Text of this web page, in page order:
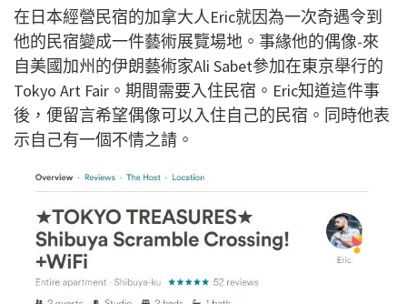
在日本經營民宿的加拿大人Eric就因為一次奇遇令到
他的民宿變成一件藝術展覽場地。事緣他的偶像-來
自美國加州的伊朗藝術家Ali Sabet參加在東京舉行的
Tokyo Art Fair。期間需要入住民宿。Eric知道這件事
後，便留言希望偶像可以入住自己的民宿。同時他表
示自己有一個不情之請。